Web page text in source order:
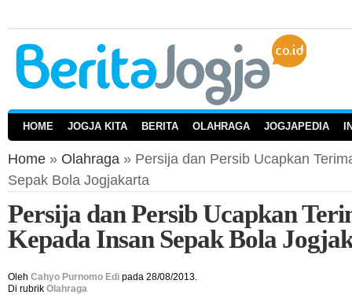
HOME JOGJA KITA BERITA OLAHRAGA JOGJAPEDIA
Home » Olahraga » Persija dan Persib Ucapkan
Sepak Bola Jogjakarta
Persija dan Persib Ucapkan
Kepada Insan Sepak Bola
Oleh Cahyo Purnomo Edi pada 28/08/2013.
Di rubrik Olahraga